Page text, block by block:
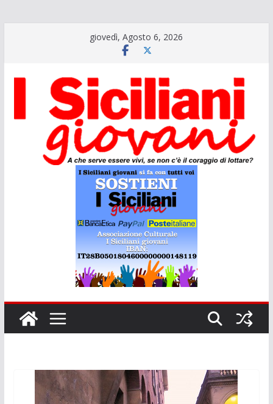
giovedì, Agosto 6, 2026